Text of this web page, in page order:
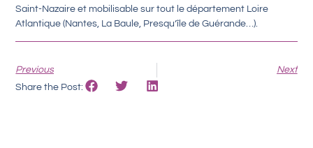
Saint-Nazaire et mobilisable sur tout le département Loire
Atlantique (Nantes, La Baule, Presqu’île de Guérande…).
Previous
Next
Share the Post: